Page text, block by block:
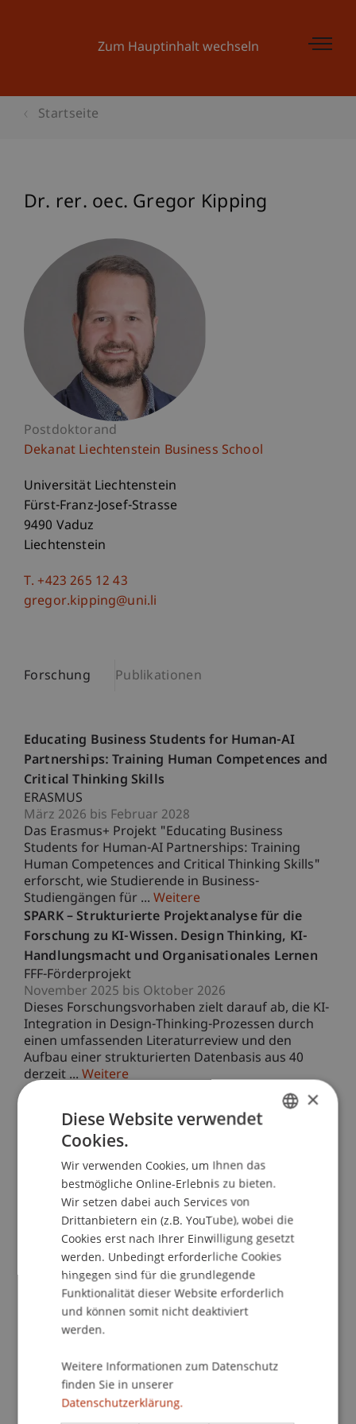
Zum Hauptinhalt wechseln
Startseite
Dr. rer. oec. Gregor Kipping
Postdoktorand
Dekanat Liechtenstein Business School
Universität Liechtenstein
Fürst-Franz-Josef-Strasse
9490 Vaduz
Liechtenstein
T. +423 265 12 43
gregor.kipping@uni.li
Forschung Publikationen
Educating Business Students for Human-AI
Partnerships: Training Human Competences and
Critical Thinking Skills
ERASMUS
März 2026 bis Februar 2028
Das Erasmus+ Projekt "Educating Business
Students for Human-AI Partnerships: Training
Human Competences and Critical Thinking Skills"
erforscht, wie Studierende in Business-
Studiengängen für ... Weitere
SPARK – Strukturierte Projektanalyse für die
Forschung zu KI-Wissen. Design Thinking, KI-
Handlungsmacht und Organisationales Lernen
FFF-Förderprojekt
November 2025 bis Oktober 2026
Dieses Forschungsvorhaben zielt darauf ab, die KI-
Integration in Design-Thinking-Prozessen durch
einen umfassenden Literaturreview und den
Aufbau einer strukturierten Datenbasis aus 40
derzeit ... Weitere
ERASMUS
Oktober 2025 bis September 2027
Dieses Projekt zielt auf die Entwicklung eines
innovativen, modularen Lehrprogramms zu
"Design Thinking for AI" (DT4AI) für europäische
Hochschuldozierende ab. Das Programm befähigt
Lehrende dazu, ...
Weitere
Higher Education AI Resources & Teaching
September 2025 bis August 2027
Dieses Projekt verändert die Art und Weise, wie
generative künstliche Intelligenz (GenAI)
authentisches Lernen im Hochschulbereich
unterstützt, wobei kritisches Denken und
Advancing Process Science - Leveraging Multiple
Sources of Data in Business Process
Management
×
Diese Website verwendet
Cookies.
Wir verwenden Cookies, um Ihnen das
bestmögliche Online-Erlebnis zu bieten.
Wir setzen dabei auch Services von
Drittanbietern ein (z.B. YouTube), wobei die
Cookies erst nach Ihrer Einwilligung gesetzt
werden. Unbedingt erforderliche Cookies
hingegen sind für die grundlegende
Funktionalität dieser Website erforderlich
und können somit nicht deaktiviert
werden.
Weitere Informationen zum Datenschutz
finden Sie in unserer
Datenschutzerklärung.